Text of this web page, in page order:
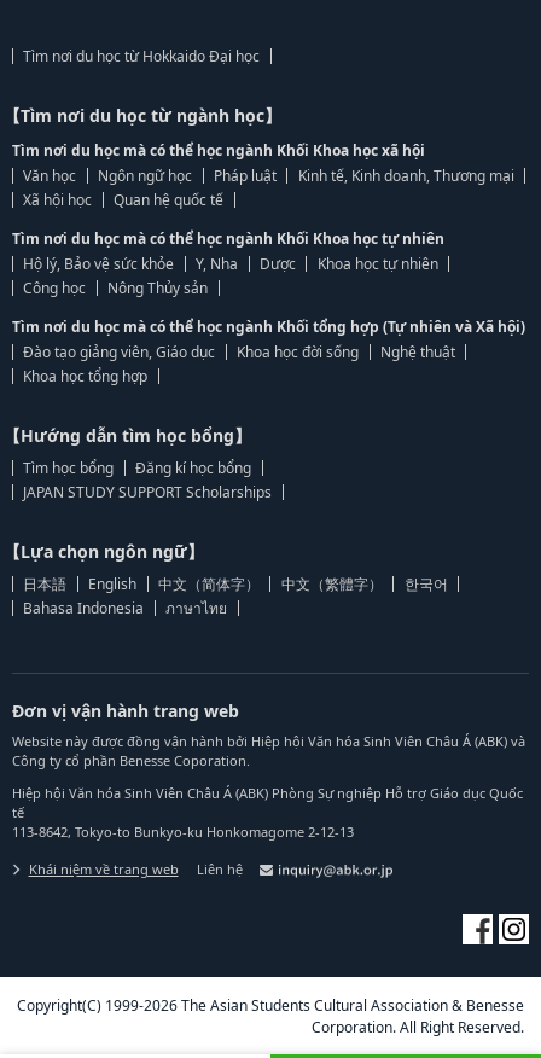
Tìm nơi du học từ Hokkaido Đại học
【Tìm nơi du học từ ngành học】
Tìm nơi du học mà có thể học ngành Khối Khoa học xã hội
Văn học
Ngôn ngữ học Pháp luật
Kinh tế, Kinh doanh, Thương mại
Xã hội học
Quan hệ quốc tế
Tìm nơi du học mà có thể học ngành Khối Khoa học tự nhiên
Hộ lý, Bảo vệ sức khỏe
Y, Nha Dược
Khoa học tự nhiên
Công học
Nông Thủy sản
Tìm nơi du học mà có thể học ngành Khối tổng hợp (Tự nhiên và Xã hội)
Đào tạo giảng viên, Giáo dục
Khoa học đời sống
Nghệ thuật
Khoa học tổng hợp
【Hướng dẫn tìm học bổng】
Tìm học bổng
Đăng kí học bổng
JAPAN STUDY SUPPORT Scholarships
【Lựa chọn ngôn ngữ】
日本語 English 中文（简体字） 中文（繁體字）
한국어
Bahasa Indonesia
ภาษาไทย
Đơn vị vận hành trang web
Website này được đồng vận hành bởi Hiệp hội Văn hóa Sinh Viên Châu Á (ABK) và
Công ty cổ phần Benesse Coporation.
Hiệp hội Văn hóa Sinh Viên Châu Á (ABK) Phòng Sự nghiệp Hỗ trợ Giáo dục Quốc
tế
113-8642, Tokyo-to Bunkyo-ku Honkomagome 2-12-13
Khái niệm về trang web Liên hệ
Copyright(C) 1999-2026 The Asian Students Cultural Association & Benesse
Corporation. All Right Reserved.